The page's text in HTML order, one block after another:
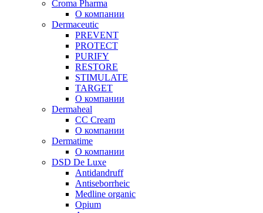
Croma Pharma
О компании
Dermaceutic
PREVENT
PROTECT
PURIFY
RESTORE
STIMULATE
TARGET
О компании
Dermaheal
CC Cream
О компании
Dermatime
О компании
DSD De Luxe
Antidandruff
Antiseborrheic
Medline organic
Opium